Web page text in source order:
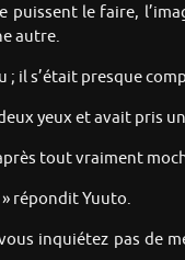
puissent le faire,
autre.
; il s’était presque
yeux et avait pris
tout vraiment
» répondit Yuuto.
inquiétez pas de